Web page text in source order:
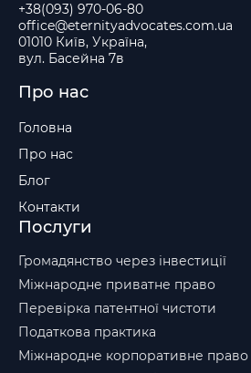
+38(093) 970-06-80
office@eternityadvocates.com.ua
01010 Київ, Україна,
вул. Басейна 7в
Про нас
Головна
Про нас
Блог
Контакти
Послуги
Громадянство через інвестиції
Міжнародне приватне право
Перевірка патентної чистоти
Податкова практика
Міжнародне корпоративне право